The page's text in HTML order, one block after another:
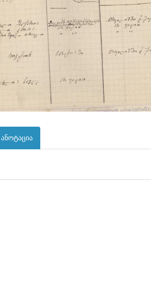
ანოტაცია